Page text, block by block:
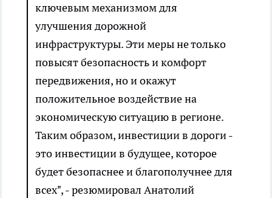
ключевым механизмом для
улучшения дорожной
инфраструктуры. Эти меры не только
повысят безопасность и комфорт
передвижения, но и окажут
положительное воздействие на
экономическую ситуацию в регионе.
Таким образом, инвестиции в дороги -
это инвестиции в будущее, которое
будет безопаснее и благополучнее для
всех", - резюмировал Анатолий